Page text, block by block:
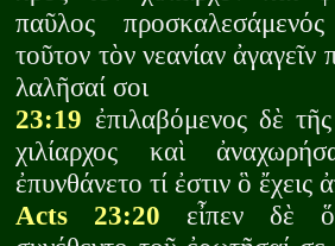
παῦλος
τοῦτον τὸν νεανίαν ἀγαγεῖν
λαλῆσαί σοι
23:19 ἐπιλαβόμενος δὲ
χιλίαρχος καὶ
ἐπυνθάνετο τί ἐστιν ὃ ἔχεις
Acts 23:20 εἶπεν δὲ